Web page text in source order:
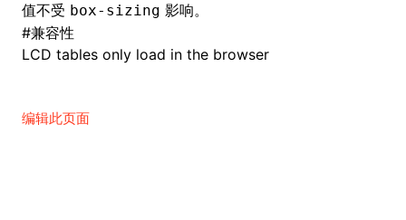
值不受 box-sizing 影响。
#兼容性
LCD tables only load in the browser
编辑此页面